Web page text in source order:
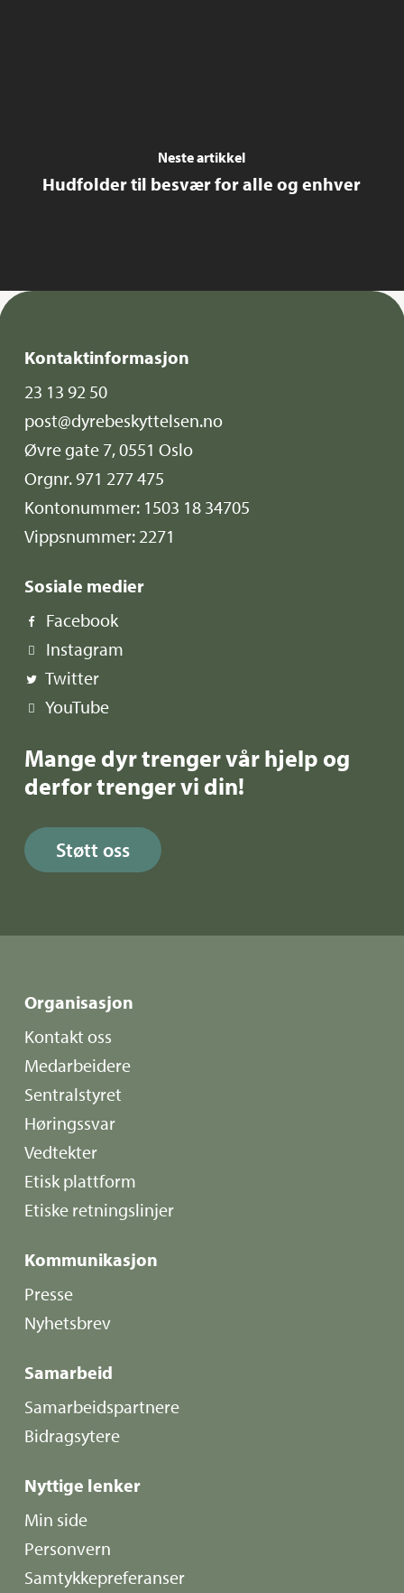
Neste artikkel
Hudfolder til besvær for alle og enhver
Kontaktinformasjon
23 13 92 50
post@dyrebeskyttelsen.no
Øvre gate 7, 0551 Oslo
Orgnr. 971 277 475
Kontonummer: 1503 18 34705
Vippsnummer: 2271
Sosiale medier
Facebook
Instagram
Twitter
YouTube
Mange dyr trenger vår hjelp og
derfor trenger vi din!
Støtt oss
Organisasjon
Kontakt oss
Medarbeidere
Sentralstyret
Høringssvar
Vedtekter
Etisk plattform
Etiske retningslinjer
Kommunikasjon
Presse
Nyhetsbrev
Samarbeid
Samarbeidspartnere
Bidragsytere
Nyttige lenker
Min side
Personvern
Samtykkepreferanser